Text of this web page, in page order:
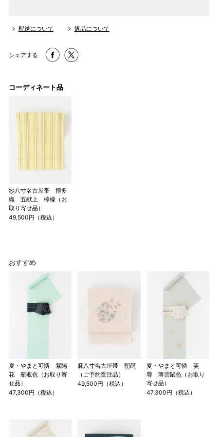
店舗一覧はこちら
配送について 返品について
シェアする
コーディネート品
紗八寸名古屋帯 博多
織 五献上 檸檬（お
取り寄せ品）
49,500円（税込）
おすすめ
夏・やまと可憐 紫陽
花 瓶覗色（お取り寄
せ品）
47,300円（税込）
麻八寸名古屋帯 朝顔
（ご予約受注品）
49,500円（税込）
夏・やまと可憐 芙
蓉 薄雲鼠色（お取り
寄せ品）
47,300円（税込）